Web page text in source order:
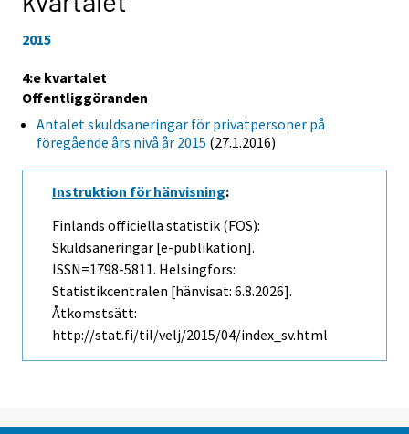
2015
4:e kvartalet
Offentliggöranden
Antalet skuldsaneringar för privatpersoner på
föregående års nivå år 2015 (27.1.2016)
Instruktion för hänvisning:
Finlands officiella statistik (FOS):
Skuldsaneringar [e-publikation].
ISSN=1798-5811. Helsingfors:
Statistikcentralen [hänvisat: 6.8.2026].
Åtkomstsätt:
http://stat.fi/til/velj/2015/04/index_sv.html